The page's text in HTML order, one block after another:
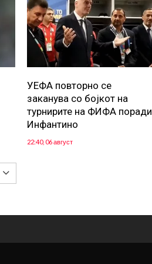
УЕФА повторно се
заканува со бојкот на
турнирите на ФИФА поради
Инфантино
22:40, 06 август